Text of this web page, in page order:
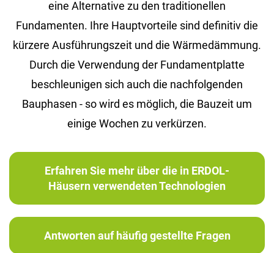
eine Alternative zu den traditionellen
Fundamenten. Ihre Hauptvorteile sind definitiv die
kürzere Ausführungszeit und die Wärmedämmung.
Durch die Verwendung der Fundamentplatte
beschleunigen sich auch die nachfolgenden
Bauphasen - so wird es möglich, die Bauzeit um
einige Wochen zu verkürzen.
Erfahren Sie mehr über die in ERDOL-
Häusern verwendeten Technologien
Antworten auf häufig gestellte Fragen